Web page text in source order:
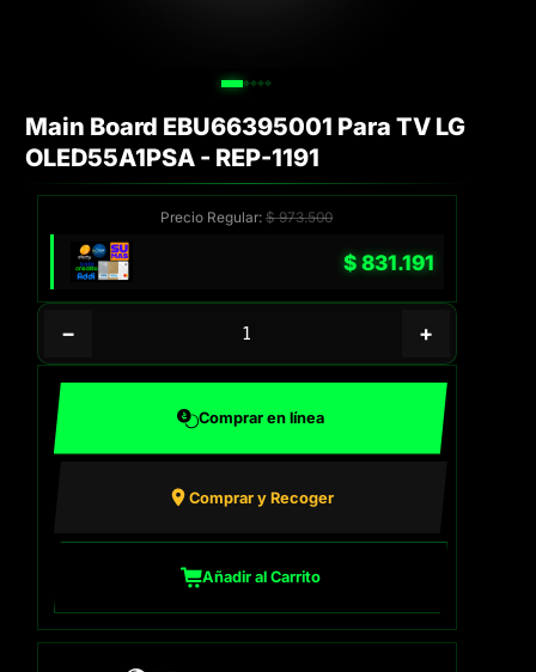
Main Board EBU66395001 Para TV LG
OLED55A1PSA - REP-1191
Precio Regular:$973.500
$831.191
− +
Comprar en línea
Comprar y Recoger
Añadir al Carrito